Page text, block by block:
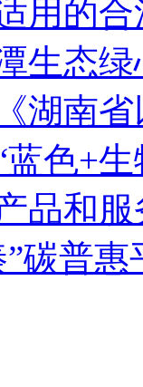
用的
生态
湖南
色+
品和
碳普